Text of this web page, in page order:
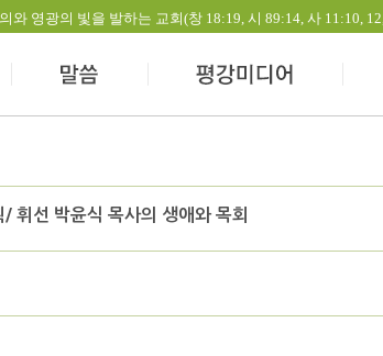
와 영광의 빛을 발하는 교회(창 18:19, 시 89:14, 사 11:10,
휘선 박윤식 목사의 생애와 목회